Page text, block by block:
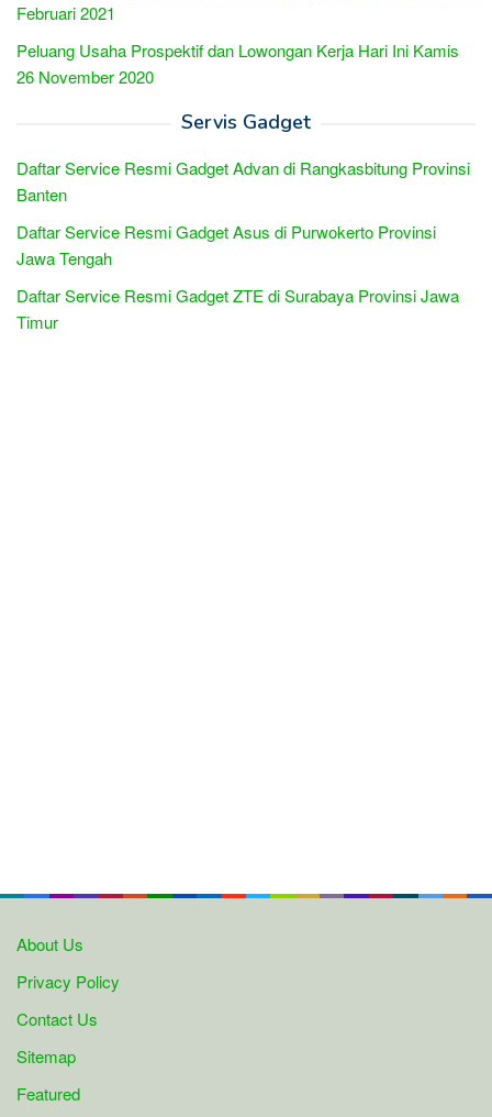
Februari 2021
Peluang Usaha Prospektif dan Lowongan Kerja Hari Ini Kamis
26 November 2020
Servis Gadget
Daftar Service Resmi Gadget Advan di Rangkasbitung Provinsi
Banten
Daftar Service Resmi Gadget Asus di Purwokerto Provinsi
Jawa Tengah
Daftar Service Resmi Gadget ZTE di Surabaya Provinsi Jawa
Timur
About Us
Privacy Policy
Contact Us
Sitemap
Featured